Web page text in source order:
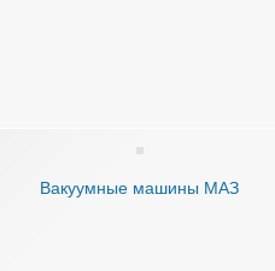
Вакуумные машины МАЗ